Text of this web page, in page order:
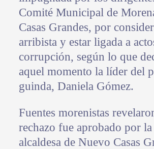
Comité Municipal de
Casas Grandes, por
arribista y estar ligada a
corrupción, según lo que
aquel momento la líder del
guinda, Daniela Gómez.
Fuentes morenistas
rechazo fue aprobado por
alcaldesa de Nuevo Casas